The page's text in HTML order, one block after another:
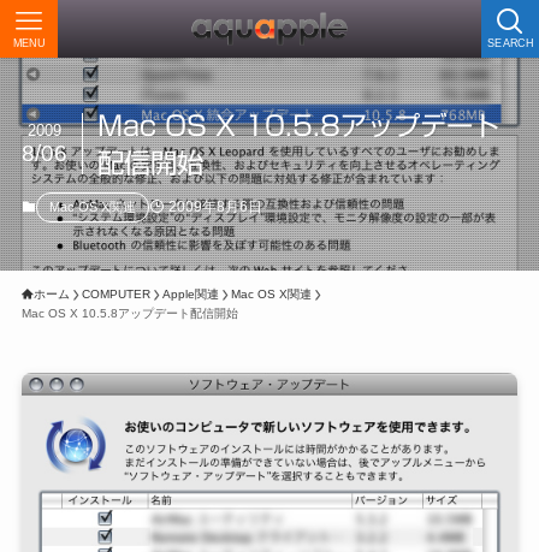
SEARCH
MENU
Mac OS X 10.5.8アップデート
配信開始
2009
8/06
Mac OS X関連 2009年8月6日
ホーム COMPUTER Apple関連
Mac OS X関連
Mac OS X 10.5.8アップデート配信開始